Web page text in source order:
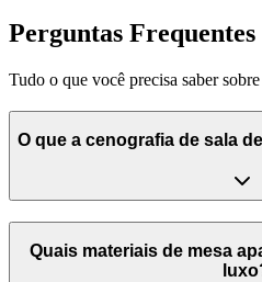
Perguntas Frequentes
Tudo o que você precisa saber
O que a cenografia de sala
Quais materiais de mesa